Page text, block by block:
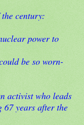
century:
power to
be so worn-
activist who leads
67 years after the